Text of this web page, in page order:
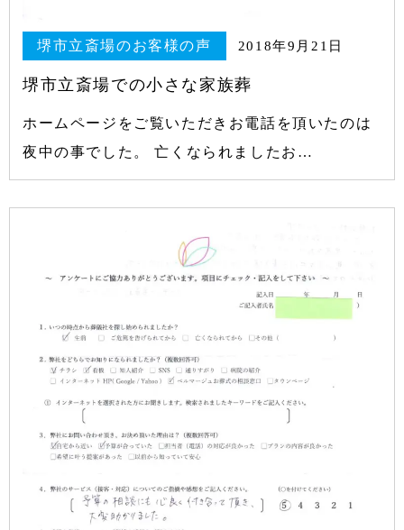
堺市立斎場のお客様の声 2018年9月21日
堺市立斎場での小さな家族葬
ホームページをご覧いただきお電話を頂いたのは
夜中の事でした。 亡くなられましたお…